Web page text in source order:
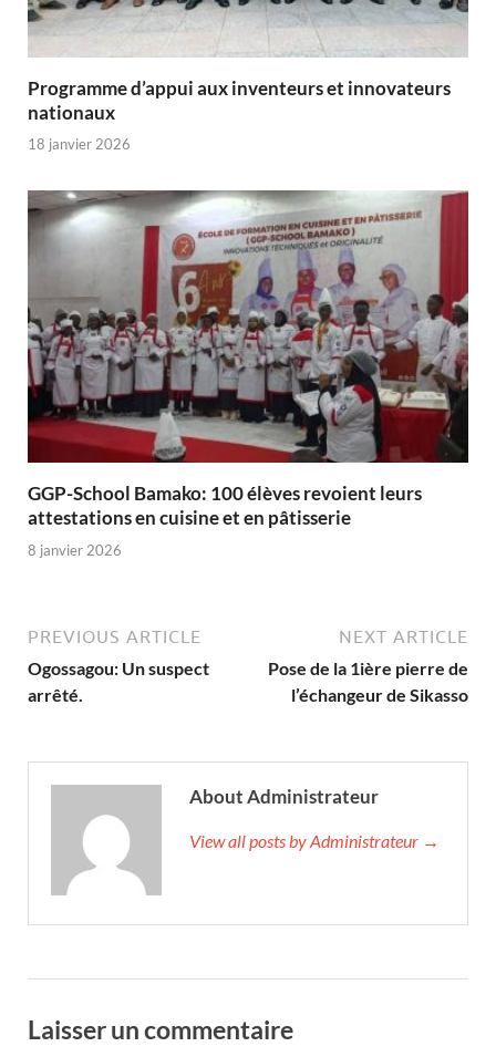
Programme d’appui aux inventeurs et innovateurs
nationaux
18 janvier 2026
GGP-School Bamako: 100 élèves revoient leurs
attestations en cuisine et en pâtisserie
8 janvier 2026
PREVIOUS ARTICLE
Ogossagou: Un suspect
arrêté.
NEXT ARTICLE
Pose de la 1ière pierre de
l’échangeur de Sikasso
About Administrateur
View all posts by Administrateur →
Laisser un commentaire